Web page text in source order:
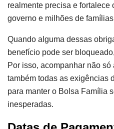
realmente precisa e fortalece
governo e milhões de
Quando alguma dessas
benefício pode ser
Por isso, acompanhar não
também todas as exigências
para manter o Bolsa Família
inesperadas.